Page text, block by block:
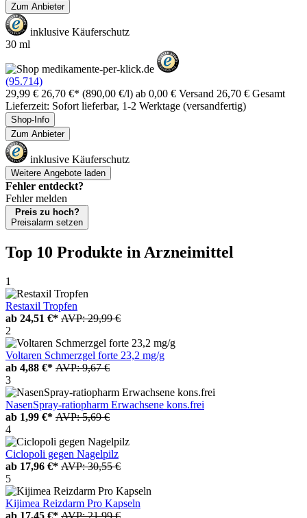
Zum Anbieter
inklusive Käuferschutz
30 ml
(95.714)
29,99 € 26,70 €* (890,00 €/l) ab 0,00 € Versand 26,70 € Gesamt
Lieferzeit: Sofort lieferbar, 1-2 Werktage (versandfertig)
Shop-Info
Zum Anbieter
inklusive Käuferschutz
Weitere Angebote laden
Fehler entdeckt?
Fehler melden
Preis zu hoch?
Preisalarm setzen
Top 10 Produkte in Arzneimittel
1
Restaxil Tropfen
ab 24,51 €* AVP: 29,99 €
2
Voltaren Schmerzgel forte 23,2 mg/g
ab 4,88 €* AVP: 9,67 €
3
NasenSpray-ratiopharm Erwachsene kons.frei
ab 1,99 €* AVP: 5,69 €
4
Ciclopoli gegen Nagelpilz
ab 17,96 €* AVP: 30,55 €
5
Kijimea Reizdarm Pro Kapseln
ab 17,45 €* AVP: 21,99 €